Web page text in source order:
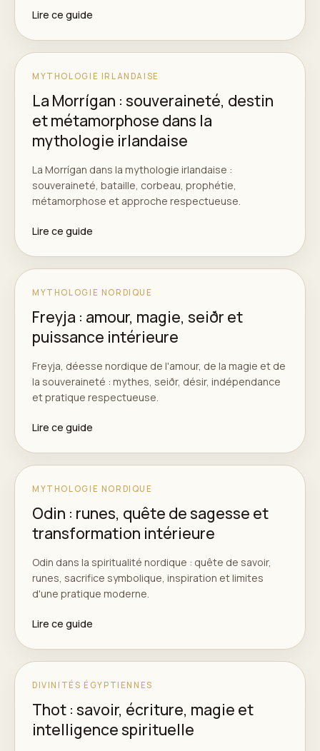
Lire ce guide
MYTHOLOGIE IRLANDAISE
La Morrígan : souveraineté, destin
et métamorphose dans la
mythologie irlandaise
La Morrígan dans la mythologie irlandaise :
souveraineté, bataille, corbeau, prophétie,
métamorphose et approche respectueuse.
Lire ce guide
MYTHOLOGIE NORDIQUE
Freyja : amour, magie, seiðr et
puissance intérieure
Freyja, déesse nordique de l'amour, de la magie et de
la souveraineté : mythes, seiðr, désir, indépendance
et pratique respectueuse.
Lire ce guide
MYTHOLOGIE NORDIQUE
Odin : runes, quête de sagesse et
transformation intérieure
Odin dans la spiritualité nordique : quête de savoir,
runes, sacrifice symbolique, inspiration et limites
d'une pratique moderne.
Lire ce guide
DIVINITÉS ÉGYPTIENNES
Thot : savoir, écriture, magie et
intelligence spirituelle